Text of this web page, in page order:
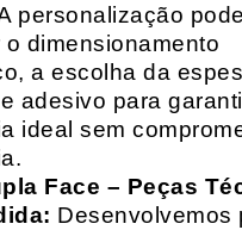
personalização pode
dimensionamento
a escolha da
adesivo para
ideal sem
Face – Peças
Desenvolvemos